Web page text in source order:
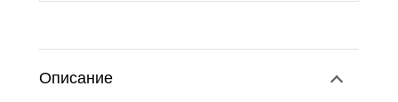
Описание